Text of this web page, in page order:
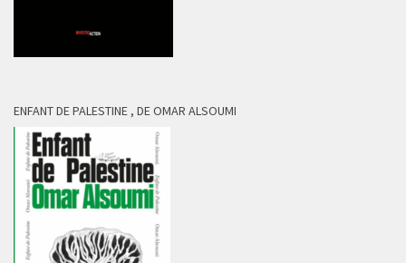
ENFANT DE PALESTINE , DE OMAR ALSOUMI